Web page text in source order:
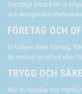
Samtliga produkter vi
och europeiska
FÖRETAG OCH
Vi hjälper även företag,
du önskar en offert eller
TRYGG OCH
När du handlar hos